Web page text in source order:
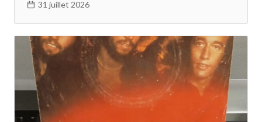
31 juillet 2026